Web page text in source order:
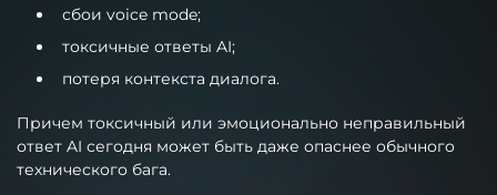
сбои voice mode;
токсичные ответы AI;
потеря контекста диалога.
Причем токсичный или эмоционально неправильный
ответ AI сегодня может быть даже опаснее обычного
технического бага.